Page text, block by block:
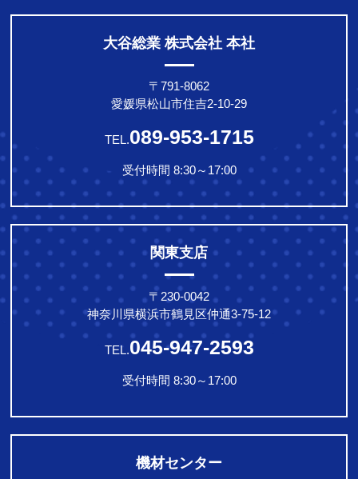
大谷総業 株式会社 本社
〒791-8062
愛媛県松山市住吉2-10-29
TEL.089-953-1715
受付時間 8:30～17:00
関東支店
〒230-0042
神奈川県横浜市鶴見区仲通3-75-12
TEL.045-947-2593
受付時間 8:30～17:00
機材センター